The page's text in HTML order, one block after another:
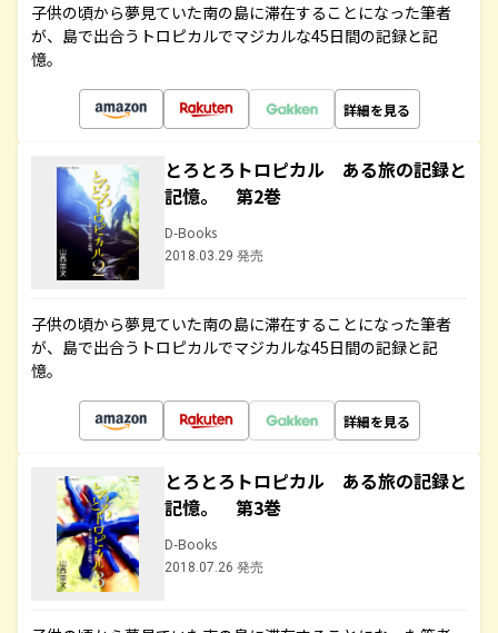
子供の頃から夢見ていた南の島に滞在することになった筆者
が、島で出合うトロピカルでマジカルな45日間の記録と記
憶。
詳細を見る
とろとろトロピカル ある旅の記録と
記憶。 第2巻
D-Books
2018.03.29 発売
子供の頃から夢見ていた南の島に滞在することになった筆者
が、島で出合うトロピカルでマジカルな45日間の記録と記
憶。
詳細を見る
とろとろトロピカル ある旅の記録と
記憶。 第3巻
D-Books
2018.07.26 発売